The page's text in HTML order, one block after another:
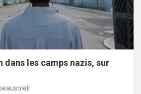
dans les camps nazis, sur